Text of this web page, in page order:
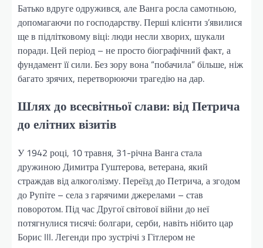
Батько вдруге одружився, але Ванга росла самотньою,
допомагаючи по господарству. Перші клієнти з’явилися
ще в підлітковому віці: люди несли хворих, шукали
поради. Цей період – не просто біографічний факт, а
фундамент її сили. Без зору вона “побачила” більше, ніж
багато зрячих, перетворюючи трагедію на дар.
Шлях до всесвітньої слави: від Петрича
до елітних візитів
У 1942 році, 10 травня, 31-річна Ванга стала
дружиною Димитра Гуштерова, ветерана, який
страждав від алкоголізму. Переїзд до Петрича, а згодом
до Рупіте – села з гарячими джерелами – став
поворотом. Під час Другої світової війни до неї
потягнулися тисячі: болгари, серби, навіть нібито цар
Борис III. Легенди про зустрічі з Гітлером не